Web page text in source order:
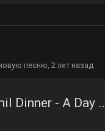
песню, 2 лет назад
Phil Dinner - A Day